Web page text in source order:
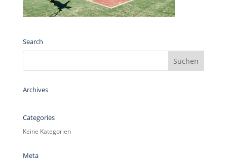
Search
Archives
Categories
Keine Kategorien
Meta